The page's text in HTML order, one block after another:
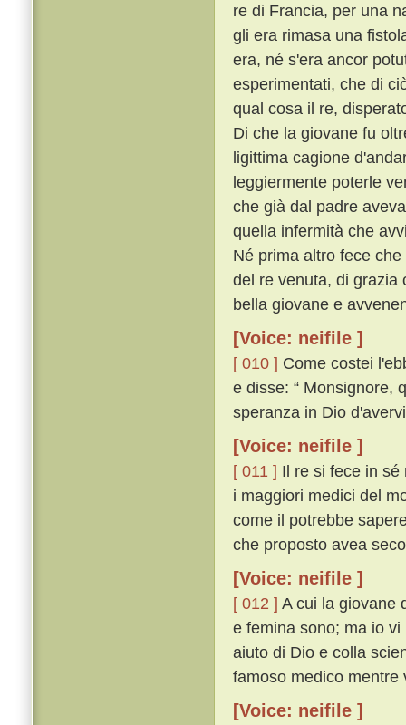
re di Francia, per una
gli era rimasa una
era, né s'era ancor
esperimentati, che di
qual cosa il re,
Di che la giovane fu
ligittima cagione
leggiermente poterle
che già dal padre
quella infermità che
Né prima altro fece
del re venuta, di grazia
bella giovane e
[Voice: neifile ]
[ 010 ] Come costei
e disse: “ Monsignore,
speranza in Dio
[Voice: neifile ]
[ 011 ] Il re si fece in sé
i maggiori medici del
come il potrebbe
che proposto avea
[Voice: neifile ]
[ 012 ] A cui la giovane
e femina sono; ma io
aiuto di Dio e colla
famoso medico mentre
[Voice: neifile ]